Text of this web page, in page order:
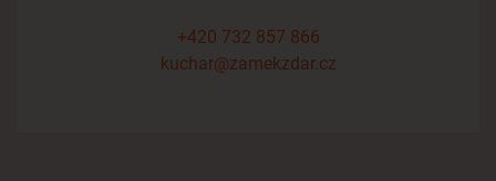
+420 732 857 866
kuchar@zamekzdar.cz